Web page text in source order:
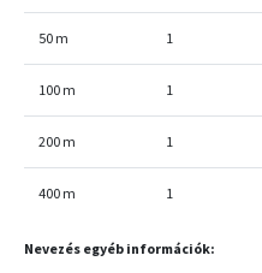
50 m 1
100 m 1
200 m 1
400 m 1
Nevezés egyéb információk: